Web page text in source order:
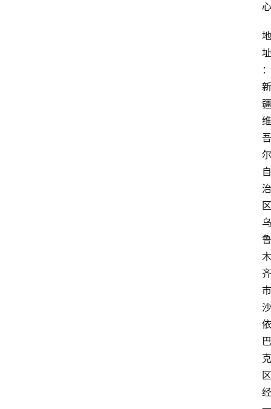
心
地
址
：
新
疆
维
吾
尔
自
治
区
乌
鲁
木
齐
市
沙
依
巴
克
区
经